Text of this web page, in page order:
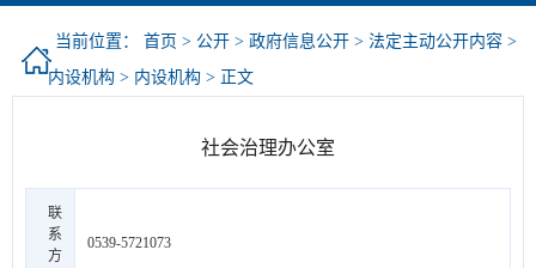
当前位置： 首页 > 公开 > 政府信息公开 > 法定主动公开内容 >
内设机构 > 内设机构 > 正文
社会治理办公室
联
系
方
0539-5721073